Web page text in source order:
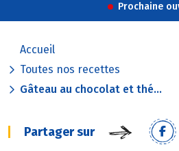
Prochaine
Accueil
Toutes nos recettes
Gâteau au chocolat et thé...
Partager sur